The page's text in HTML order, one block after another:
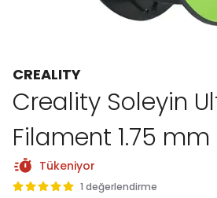
CREALITY
Creality Soleyin
Filament 1.75 mm
Tükeniyor
1 değerlendirme